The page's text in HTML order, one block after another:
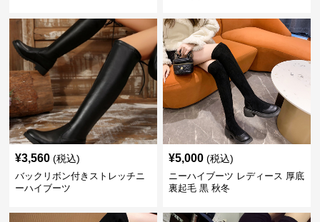
¥3,560 (税込)
バックリボン付きストレッチニ
ーハイブーツ
¥5,000 (税込)
ニーハイブーツ レディース 厚底
裏起毛 黒 秋冬